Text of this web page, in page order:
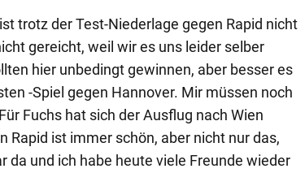
trotz der Test-Niederlage gegen Rapid nicht
gereicht, weil wir es uns leider selber
hier unbedingt gewinnen, aber besser es
-Spiel gegen Hannover. Mir müssen noch
Fuchs hat sich der Ausflug nach Wien
Rapid ist immer schön, aber nicht nur das,
da und ich habe heute viele Freunde wieder